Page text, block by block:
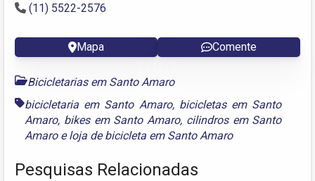
(11) 5522-2576
Mapa Comente
Bicicletarias em Santo Amaro
bicicletaria em Santo Amaro, bicicletas em Santo
Amaro, bikes em Santo Amaro, cilindros em Santo
Amaroeloja de bicicleta em Santo Amaro
Pesquisas Relacionadas